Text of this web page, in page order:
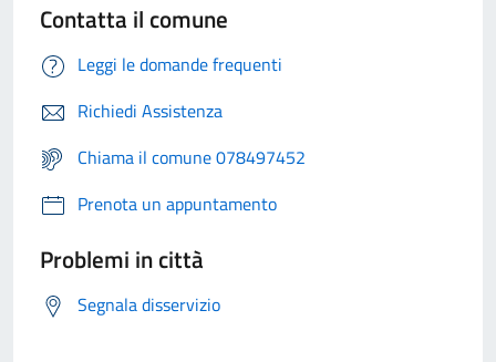
Contatta il comune
Leggi le domande frequenti
Richiedi Assistenza
Chiama il comune 078497452
Prenota un appuntamento
Problemi in città
Segnala disservizio